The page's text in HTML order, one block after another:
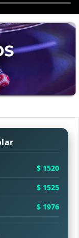
$ 1520
$ 1525
$ 1976